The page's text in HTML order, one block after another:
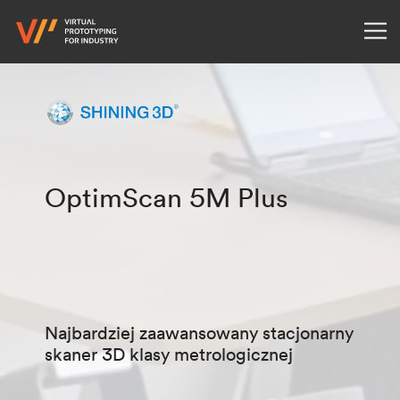
OptimScan 5M Plus
Najbardziej zaawansowany stacjonarny
skaner 3D klasy metrologicznej